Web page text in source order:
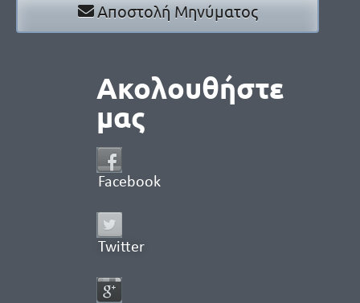
Αποστολή Μηνύματος
Ακολουθήστε
μας
Facebook
Twitter